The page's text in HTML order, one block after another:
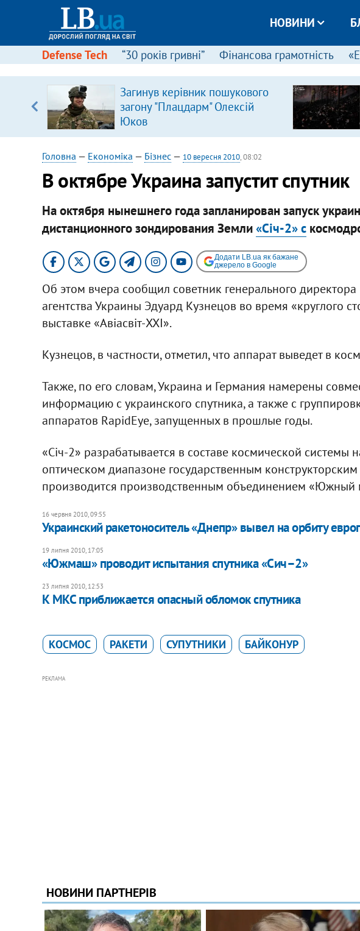
НОВИНИ
Defense Tech “30 років гривні” Фінансова грамотність
Загинув керівник пошукового
загону "Плацдарм" Олексій
Юков
Головна — Економіка — Бізнес— 10 вересня 2010, 08:02
В октябре Украина запустит спутник
На октября нынешнего года запланирован запуск
дистанционного зондирования Земли«Січ-2» с
Додати LB.ua як бажане
джерело в Google
Об этом вчера сообщил советник генерального
агентства Украины Эдуард Кузнецов во время «круглого
выставке «Авіасвіт-XXI».
Кузнецов, в частности, отметил, что аппарат выведет в
Также, по его словам, Украина и Германия намерены
информацию с украинского спутника, а также с
аппаратов RapidEye, запущенных в прошлые годы.
«Січ-2» разрабатывается в составе космической системы
оптическом диапазоне государственным
производится производственным объединением «Южный
16 червня 2010, 09:55
Украинский ракетоноситель «Днепр» вывел на орбиту
19 липня 2010, 17:05
«Южмаш» проводит испытания спутника «Сич–2»
23 липня 2010, 12:53
К МКС приближается опасный обломок спутника
КОСМОС РАКЕТИ СУПУТНИКИ БАЙКОНУР
РЕКЛАМА